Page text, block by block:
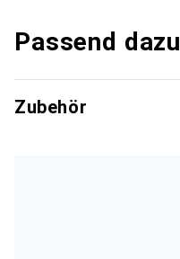
Passend dazu
Zubehör